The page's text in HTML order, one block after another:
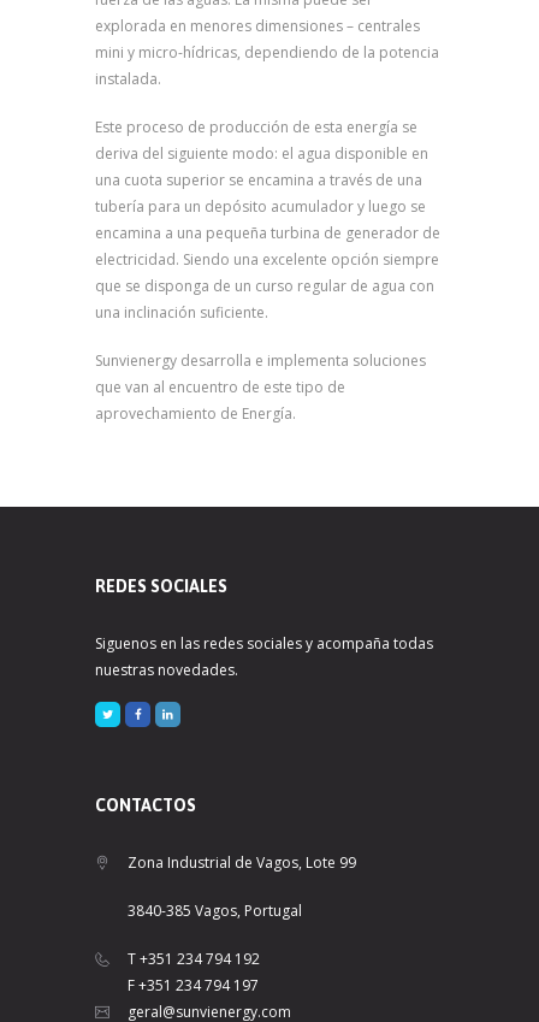
explorada en menores dimensiones – centrales
mini y micro-hídricas, dependiendo de la potencia
instalada.
Este proceso de producción de esta energía se
deriva del siguiente modo: el agua disponible en
una cuota superior se encamina a través de una
tubería para un depósito acumulador y luego se
encamina a una pequeña turbina de generador de
electricidad. Siendo una excelente opción siempre
que se disponga de un curso regular de agua con
una inclinación suficiente.
Sunvienergy desarrolla e implementa soluciones
que van al encuentro de este tipo de
aprovechamiento de Energía.
REDES SOCIALES
Siguenos en las redes sociales y acompaña todas
nuestras novedades.
CONTACTOS
Zona Industrial de Vagos, Lote 99
3840-385 Vagos, Portugal
T +351 234 794 192
F +351 234 794 197
geral@sunvienergy.com